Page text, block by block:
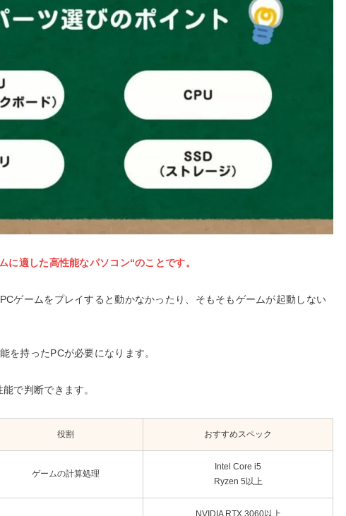
に適した高性能なパソコン“のことです。
ゲームをプレイすると動かなかったり、そもそもゲームが起動しない
を持ったPCが必要になります。
で判断できます。
役割 おすすめスペック
ゲームの計算処理
Intel Core i5
Ryzen 5以上
NVIDIA RTX 3060以上